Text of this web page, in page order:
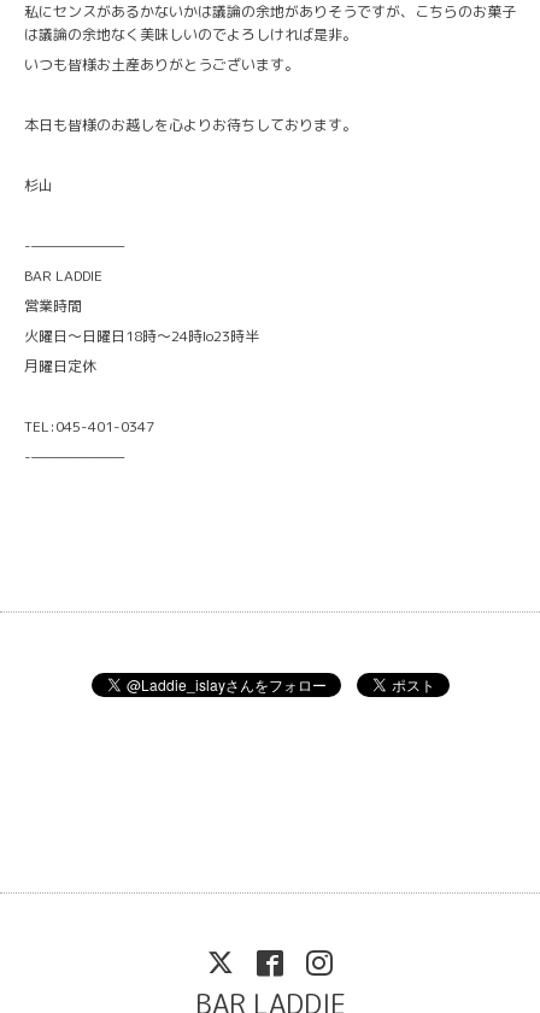
私にセンスがあるかないかは議論の余地がありそうですが、こちらのお菓子
は議論の余地なく美味しいのでよろしければ是非。
いつも皆様お土産ありがとうございます。
本日も皆様のお越しを心よりお待ちしております。
杉山
-———————
BAR LADDIE
営業時間
火曜日〜日曜日18時〜24時lo23時半
月曜日定休
TEL:045-401-0347
-———————
BAR LADDIE